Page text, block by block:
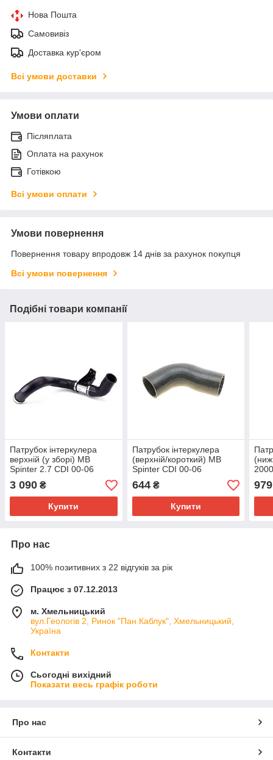
Нова Пошта
Самовивіз
Доставка кур'єром
Всі умови доставки
Умови оплати
Післяплата
Оплата на рахунок
Готівкою
Всі умови оплати
Умови повернення
Повернення товару впродовж 14 днів за рахунок покупця
Всі умови повернення
Подібні товари компанії
Патрубок інтеркулера
верхній (у зборі) MB
Spinter 2.7 CDI 00-06
(OM612) - Autotechteile
(Німеччина) - 100 5213
3 090 ₴
Купити
Патрубок інтеркулера
(верхній/короткий) MB
Spinter CDI 00-06
(OM611/612) —
Autotechteile (Німеччина)
— 100 5248
644₴
Купити
979
Про нас
100% позитивних з 22 відгуків за рік
Працює з 07.12.2013
м. Хмельницький
вул.Геологів 2, Ринок "Пан Каблук", Хмельницький,
Україна
Контакти
Сьогодні вихідний
Показати весь графік роботи
Про нас
Контакти